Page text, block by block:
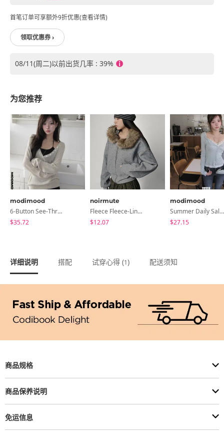
首笔订单可享额外9折优惠(查看详情)
领取优惠券 ›
08/11(周二)以前出货几率 : 39%
为您推荐
modimood
6-Button See-Through Deep V Summer Knitwear - 4 Colors
$35.72
noirmute
Fleece Fleece-Lined Fur Hood Zip-Up
$12.07
modimood
Summer Daily Salanta Cardigan - 4 Colors
$27.15
详细说明 搭配 试穿心得 (1) 配送须知
商品规格
商品保养说明
免运信息